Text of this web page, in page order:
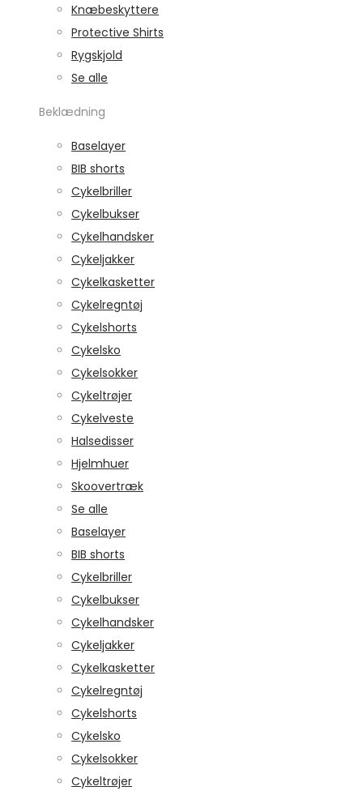
Knæbeskyttere
Protective Shirts
Rygskjold
Se alle
Beklædning
Baselayer
BIB shorts
Cykelbriller
Cykelbukser
Cykelhandsker
Cykeljakker
Cykelkasketter
Cykelregntøj
Cykelshorts
Cykelsko
Cykelsokker
Cykeltrøjer
Cykelveste
Halsedisser
Hjelmhuer
Skoovertræk
Se alle
Baselayer
BIB shorts
Cykelbriller
Cykelbukser
Cykelhandsker
Cykeljakker
Cykelkasketter
Cykelregntøj
Cykelshorts
Cykelsko
Cykelsokker
Cykeltrøjer